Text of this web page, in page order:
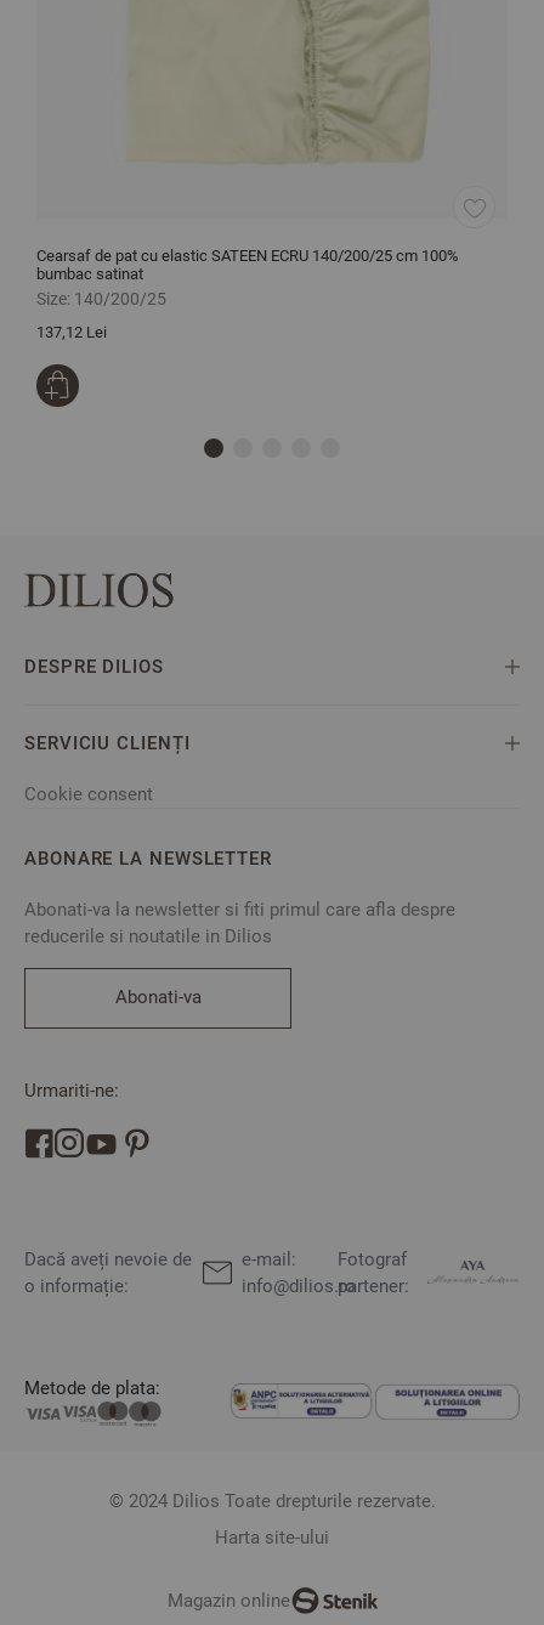
Cearsaf de pat cu elastic SATEEN ECRU 140/200/25 cm 100%
bumbac satinat
Size: 140/200/25
137,12 Lei
DESPRE DILIOS
SERVICIU CLIENȚI
Cookie consent
ABONARE LA NEWSLETTER
Abonati-va la newsletter si fiti primul care afla despre
reducerile si noutatile in Dilios
Abonati-va
Urmariti-ne:
Dacă aveți nevoie de
o informație:
e-mail:
info@dilios.ro
Fotograf
partener:
Metode de plata:
© 2024 Dilios Toate drepturile rezervate.
Harta site-ului
Magazin online